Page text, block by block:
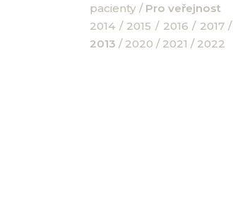
pacienty / Pro veřejnost
2014 / 2015 / 2016 / 2017/
2013 / 2020 / 2021 / 2022